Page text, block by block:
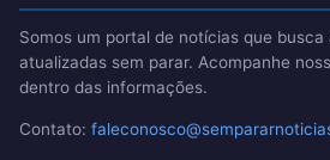
Somos um portal de notícias que
atualizadas sem parar. Acompanhe
dentro das informações.
Contato: